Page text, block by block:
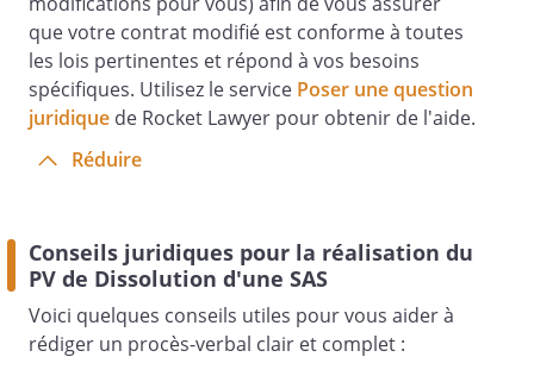
de droit.
L'ordre du jour étant épuisé et personne
déclare la séance levée.
De tout ce que dessus, il est dressé le
présent procès-verbal qui est signé après
lecture par :
que votre contrat modifié est conforme à toutes
les lois pertinentes et répond à vos besoins
spécifiques. Utilisez le service Poser une question
juridique de Rocket Lawyer pour obtenir de l'aide.
Réduire
Conseils juridiques pour la réalisation du
PV de Dissolution d'une SAS
Voici quelques conseils utiles pour vous aider à
rédiger un procès-verbal clair et complet :